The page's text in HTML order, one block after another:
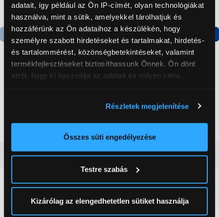
adatait, így például az Ön IP-címét, olyan technológiákat
használva, mint a sütik, amelyekkel tárolhatjuk és
hozzáférünk az Ön adataihoz a készülékén, hogy
személyre szabott hirdetéseket és tartalmakat, hirdetés-
és tartalommérést, közönségbetekintéseket, valamint
termékfejlesztéseket biztosíthassunk Önnek. Ön dönt
arról, hogy ki használja az adatait és milyen célra.
elhelyezkedéséről pár méteres pontossággal
Az Ön készülékén beazonosítása annak konkrét
módjairól és adja meg preferenciáit aRészletek
pontban. Bármikor módosíthatja vagy visszavonhatja a
Sütinyilatkozathoz való hozzájárulását.
Részletek megjelenítése
Összes süti engedélyezése
Testre szabás
Kizárólag az elengedhetetlen sütiket használja
Gorenje NRS8182KX Side
Gorenje N619EAXL4
kombinált hűtőszekrény
Vásárlói vélemények(0)
0